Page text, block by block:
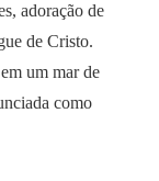
adoração de
de Cristo.
um mar de
como